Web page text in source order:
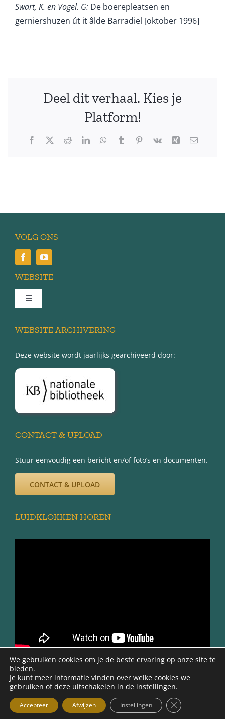
Swart, K. en Vogel. G:De boerepleatsen en
gerniershuzen út it âlde Barradiel [oktober 1996]
Deel dit verhaal. Kies je
Platform!
Facebook
X RedditLinkedInWhatsApp
TumblrPinterest
Vk Xing E-
VOLG ONS
WEBSITE
Toggle
Over Minnertsga
Disclaimer
WEBSITE ARCHIVERING
Deze website wordt jaarlijks gearchiveerd door:
CONTACT & UPLOAD
Stuur eenvoudig een bericht en/of foto’s en documenten.
CONTACT & UPLOAD
LUIDKLOKKEN HOREN
@ 2012 -2026 | Werkgroep Minnertsga Vroeger | Ontwerp en
beheer Gerryt Bouma |
We gebruiken cookies om je de beste ervaring op onze site te
bieden.
Je kunt meer informatie vinden over welke cookies we
gebruiken of deze uitschakelen in de instellingen.
Accepteer Afwijzen Instellingen Sluit AVG/